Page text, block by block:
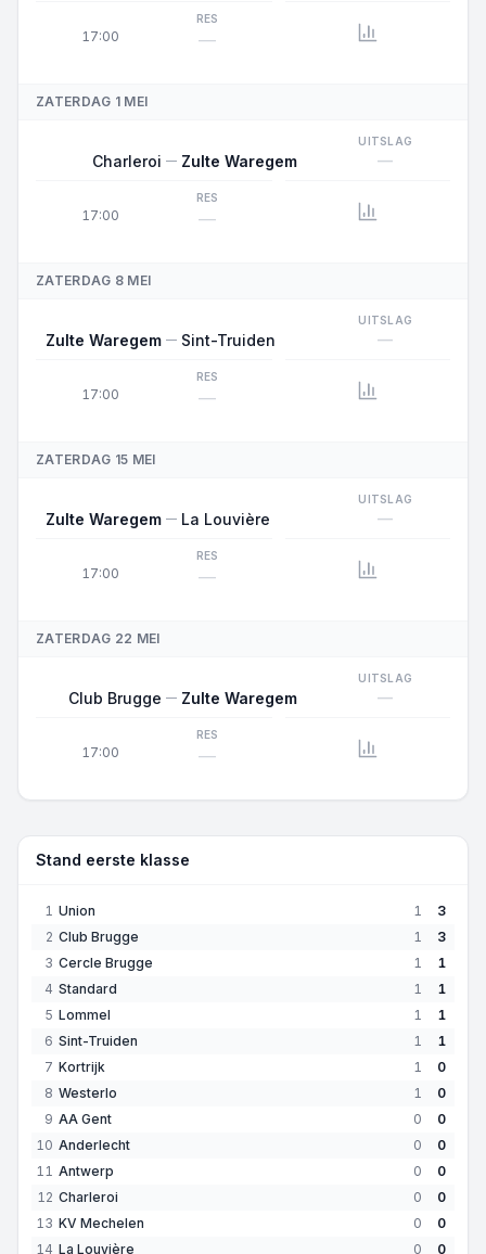
17:00
RES
—
ZATERDAG 1 MEI
17:00
Charleroi Zulte Waregem
UITSLAG
—
RES
—
ZATERDAG 8 MEI
17:00
Zulte Waregem Sint-Truiden
UITSLAG
—
RES
—
ZATERDAG 15 MEI
17:00
Zulte Waregem La Louvière
UITSLAG
—
RES
—
ZATERDAG 22 MEI
17:00
Club Brugge Zulte Waregem
UITSLAG
—
RES
—
Stand eerste klasse
1 Union 1
3
2 Club Brugge 1
3
3 Cercle Brugge 1
1
4 Standard 1
1
5 Lommel 1
1
6 Sint-Truiden 1
1
7 Kortrijk 1
0
8 Westerlo 1
0
9 AA Gent 0
0
10 Anderlecht 0
0
11 Antwerp 0
0
12 Charleroi 0
0
13 KV Mechelen 0
0
14 La Louvière 0 0